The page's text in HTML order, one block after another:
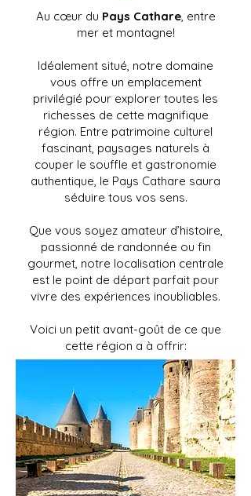
Au cœur du Pays Cathare, entre
mer et montagne!
Idéalement situé, notre domaine
vous offre un emplacement
privilégié pour explorer toutes les
richesses de cette magnifique
région. Entre patrimoine culturel
fascinant, paysages naturels à
couper le souffle et gastronomie
authentique, le Pays Cathare saura
séduire tous vos sens.
Que vous soyez amateur d’histoire,
passionné de randonnée ou fin
gourmet, notre localisation centrale
est le point de départ parfait pour
vivre des expériences inoubliables.
Voici un petit avant-goût de ce que
cette région a à offrir: